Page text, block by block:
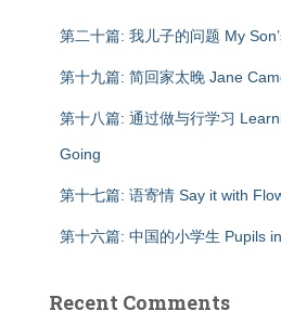
第二十篇: 我儿子的问题 My
第十九篇: 简回家太晚 Jane
第十八篇: 通过做与行学习
Going
第十七篇: 语寄情 Say it with
第十六篇: 中国的小学生 Pupils
Recent Comments